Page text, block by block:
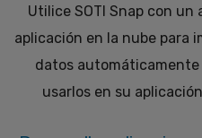
Utilice SOTI Snap con un
aplicación en la nube para
datos automáticamente
usarlos en su